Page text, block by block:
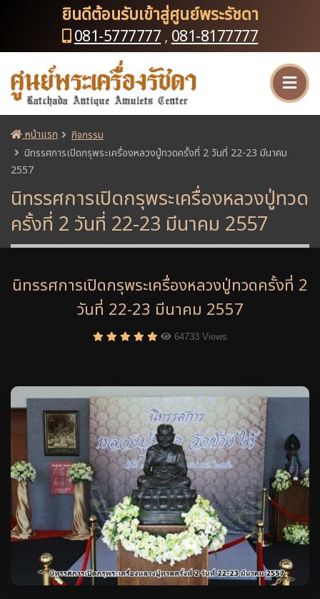
ยินดีต้อนรับเข้าสู่ศูนย์พระรัชดา
081-5777777, 081-8177777
หน้าแรก
กิจกรรม
นิทรรศการเปิดกรุพระเครื่องหลวงปู่ทวดครั้งที่ 2 วันที่ 22-23 มีนาคม
2557
นิทรรศการเปิดกรุพระเครื่องหลวงปู่ทวด
ครั้งที่ 2 วันที่ 22-23 มีนาคม 2557
นิทรรศการเปิดกรุพระเครื่องหลวงปู่ทวดครั้งที่ 2
วันที่ 22-23 มีนาคม 2557
64733 Views